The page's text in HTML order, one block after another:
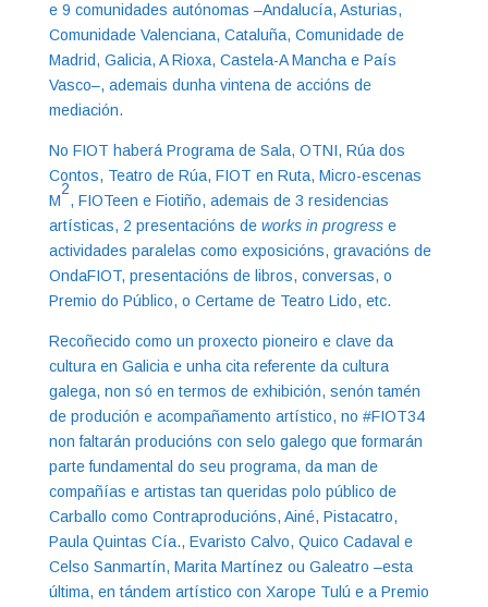
e 9 comunidades autónomas –Andalucía, Asturias,
Comunidade Valenciana, Cataluña, Comunidade de
Madrid, Galicia, A Rioxa, Castela-A Mancha e País
Vasco–, ademais dunha vintena de accións de
mediación.
No FIOT haberá Programa de Sala, OTNI, Rúa dos
Contos, Teatro de Rúa, FIOT en Ruta, Micro-escenas
M
2
, FIOTeen e Fiotiño, ademais de 3 residencias
artísticas, 2 presentacións de works in progresse
actividades paralelas como exposicións, gravacións de
OndaFIOT, presentacións de libros, conversas, o
Premio do Público, o Certame de Teatro Lido, etc.
Recoñecido como un proxecto pioneiro e clave da
cultura en Galicia e unha cita referente da cultura
galega, non só en termos de exhibición, senón tamén
de produción e acompañamento artístico, no #FIOT34
non faltarán producións con selo galego que formarán
parte fundamental do seu programa, da man de
compañías e artistas tan queridas polo público de
Carballo como Contraproducións, Ainé, Pistacatro,
Paula Quintas Cía., Evaristo Calvo, Quico Cadaval e
Celso Sanmartín, Marita Martínez ou Galeatro –esta
última, en tándem artístico con Xarope Tulú e a Premio